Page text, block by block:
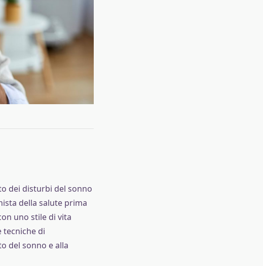
dei disturbi del sonno
della salute prima
uno stile di vita
tecniche di
del sonno e alla